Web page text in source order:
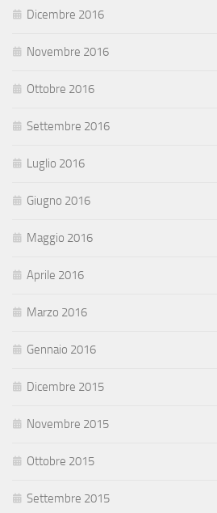
Dicembre 2016
Novembre 2016
Ottobre 2016
Settembre 2016
Luglio 2016
Giugno 2016
Maggio 2016
Aprile 2016
Marzo 2016
Gennaio 2016
Dicembre 2015
Novembre 2015
Ottobre 2015
Settembre 2015